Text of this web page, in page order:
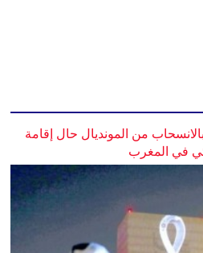
من المونديال حال إقامة
في المغرب